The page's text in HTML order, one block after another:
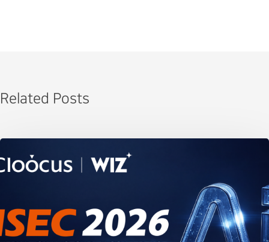
Related Posts